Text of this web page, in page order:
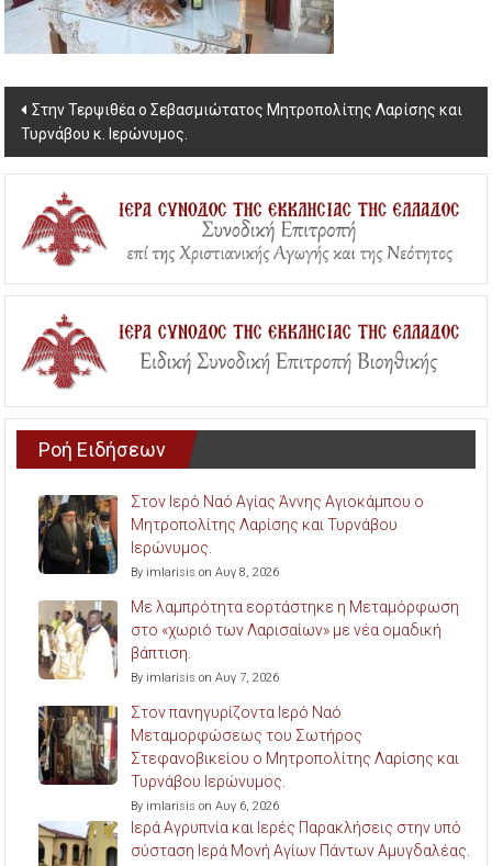
Post
navigation
Στην Τερψιθέα ο Σεβασμιώτατος Μητροπολίτης Λαρίσης και
Τυρνάβου κ. Ιερώνυμος.
Ροή Ειδήσεων
Στον Ιερό Ναό Αγίας Άννης Αγιοκάμπου ο
Μητροπολίτης Λαρίσης και Τυρνάβου
Ιερώνυμος.
By imlarisis on Αυγ 8, 2026
Με λαμπρότητα εορτάστηκε η Μεταμόρφωση
στο «χωριό των Λαρισαίων» με νέα ομαδική
βάπτιση.
By imlarisis on Αυγ 7, 2026
Στον πανηγυρίζοντα Ιερό Ναό
Μεταμορφώσεως του Σωτήρος
Στεφανοβικείου ο Μητροπολίτης Λαρίσης και
Τυρνάβου Ιερώνυμος.
By imlarisis on Αυγ 6, 2026
Ιερά Αγρυπνία και Ιερές Παρακλήσεις στην υπό
σύσταση Ιερά Μονή Αγίων Πάντων Αμυγδαλέας.